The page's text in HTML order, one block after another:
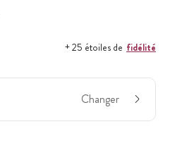
+ 25 étoiles de fidélité
Changer